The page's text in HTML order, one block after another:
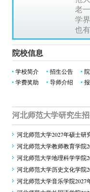
老
学
也
院校信息
学校简介 招生公告
学费奖助
导师介绍
河北师范大学研究生
河北师范大学2027年硕士
河北师范大学教师教育学院
河北师范大学地理科学学院
河北师范大学历史文化学院
河北师范大学音乐学院